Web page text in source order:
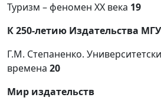
Туризм – феномен XX века 19
К 250-летию Издательства МГУ
Г.М. Степаненко.
времена 20
Мир издательств